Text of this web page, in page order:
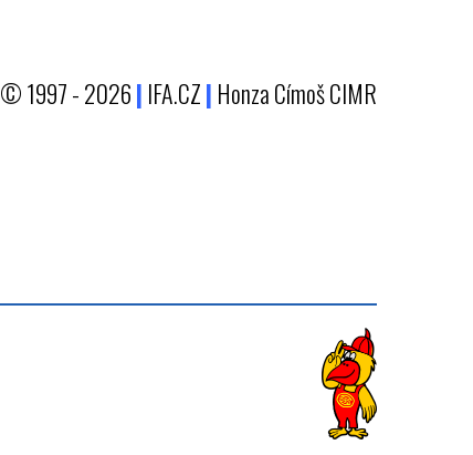
© 1997 - 2026| IFA.CZ| Honza Címoš CIMR